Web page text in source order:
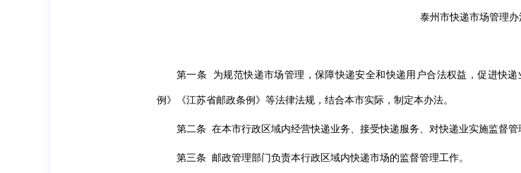
泰州市快递市场管理办
第一条 为规范快递市场管理，保障快递安全和快递用户合法权益，促进快
例》《江苏省邮政条例》等法律法规，结合本市实际，制定本办法。
第二条 在本市行政区域内经营快递业务、接受快递服务、对快递业实施监督管
第三条 邮政管理部门负责本行政区域内快递市场的监督管理工作。